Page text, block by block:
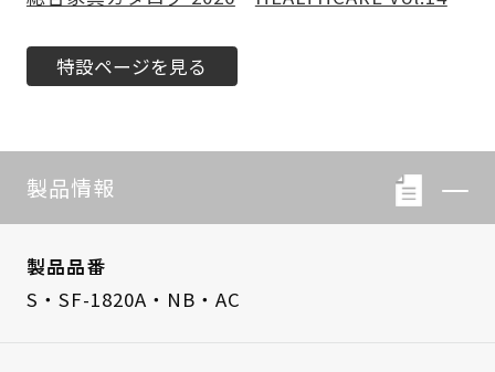
特設ページを見る
製品情報
製品品番
S・SF-1820A・NB・AC